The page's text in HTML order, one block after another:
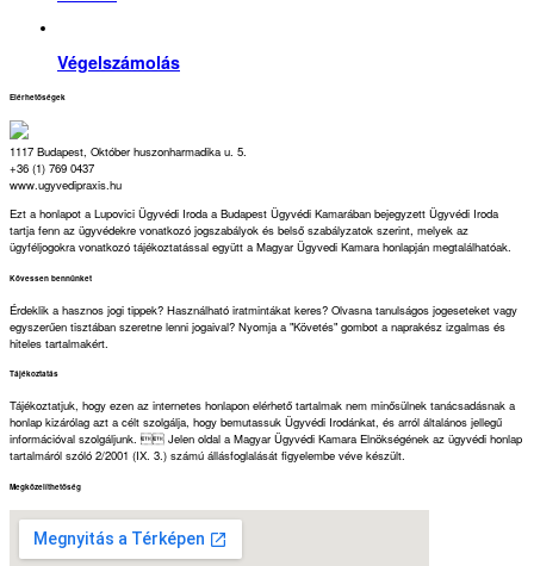
Végelszámolás
Elérhetőségek
1117 Budapest, Október huszonharmadika u. 5.
+36 (1) 769 0437
www.ugyvedipraxis.hu
Ezt a honlapot a Lupovici Ügyvédi Iroda a Budapest Ügyvédi Kamarában bejegyzett Ügyvédi Iroda
tartja fenn az ügyvédekre vonatkozó jogszabályok és belső szabályzatok szerint, melyek az
ügyféljogokra vonatkozó tájékoztatással együtt a Magyar Ügyvedi Kamara honlapján megtalálhatóak.
Kövessen bennünket
Érdeklik a hasznos jogi tippek? Használható iratmintákat keres? Olvasna tanulságos jogeseteket vagy
egyszerűen tisztában szeretne lenni jogaival? Nyomja a "Követés" gombot a naprakész izgalmas és
hiteles tartalmakért.
Tájékoztatás
Tájékoztatjuk, hogy ezen az internetes honlapon elérhető tartalmak nem minősülnek tanácsadásnak a
honlap kizárólag azt a célt szolgálja, hogy bemutassuk Ügyvédi Irodánkat, és arról általános jellegű
információval szolgáljunk.  Jelen oldal a Magyar Ügyvédi Kamara Elnökségének az ügyvédi honlap
tartalmáról szóló 2/2001 (IX. 3.) számú állásfoglalását figyelembe véve készült.
Megközelíthetőség